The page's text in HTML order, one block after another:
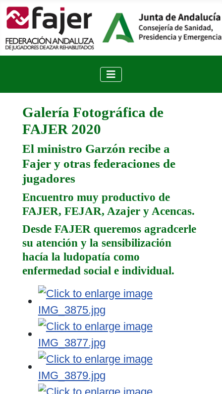
Galería Fotográfica de
FAJER 2020
El ministro Garzón recibe a
Fajer y otras federaciones de
jugadores
Encuentro muy productivo de
FAJER, FEJAR, Azajer y Acencas.
Desde FAJER queremos agradcerle
su atención y la sensibilización
hacía la ludopatía como
enfermedad social e individual.